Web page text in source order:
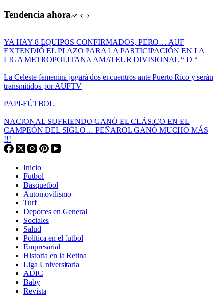
Tendencia ahora
YA HAY 8 EQUIPOS CONFIRMADOS, PERO… AUF
EXTENDIÓ EL PLAZO PARA LA PARTICIPACIÓN EN LA
LIGA METROPOLITANA AMATEUR DIVISIONAL “ D “
La Celeste femenina jugará dos encuentros ante Puerto Rico y serán
transmitidos por AUFTV
PAPI-FÚTBOL
NACIONAL SUFRIENDO GANÓ EL CLÁSICO EN EL
CAMPEÓN DEL SIGLO… PEÑAROL GANÓ MUCHO MÁS
!!!
Inicio
Futbol
Basquetbol
Automovilismo
Turf
Deportes en General
Sociales
Salud
Política en el futbol
Empresarial
Historia en la Retina
Liga Universitaria
ADIC
Baby
Revista